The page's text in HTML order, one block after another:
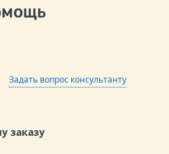
Задать вопрос консультанту
заказу